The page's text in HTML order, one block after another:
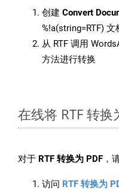
创建 Convert
%!a(string=RTF) 文
从 RTF 调用
方法进行转换
在线将 RTF 转换
对于 RTF 转换为 PDF ，
访问 RTF 转换为